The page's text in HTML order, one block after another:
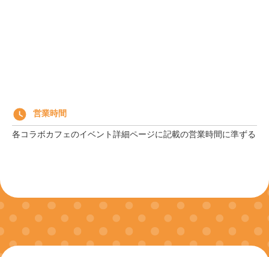
営業時間
各コラボカフェのイベント詳細ページに記載の営業時間に準ずる